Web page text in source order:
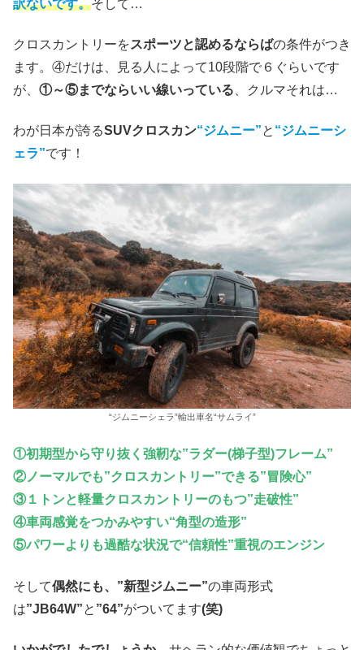
訳ないです。そして…
クロスカントリーをスポーツと認めるならばの条件がつき
ます。④だけは、見る人によって10段階で６ぐらいです
が、 ①～⑤までならいい線いっている 、クルマそれは…
わが日本が誇るSUVクロスカン“ジムニー”と “ジムニーシ
ェラ”です！
“ジムニーシェラ”輸出車名“サムライ”
①初期型から守り抜く強靭な”ラダー(梯子型)フレーム”
②ノーマルでも”クロスカントリー”できる”冒険心”
③１トンと軽量クロスカントリーのもつ”走破性”
④車両感覚をつかみやすい“角型の造形”
⑤パワーよりも過酷な状況で“信頼性”重視のエンジン
そして偶然にも、”新型ジムニー”の車両形式
は”JB64W”と ”64”がついてます(笑)